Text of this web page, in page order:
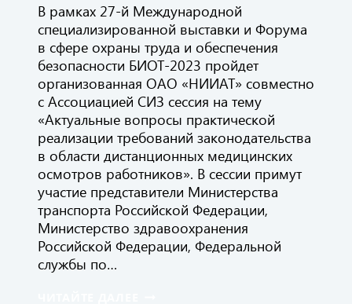
В рамках 27-й Международной
специализированной выставки и Форума
в сфере охраны труда и обеспечения
безопасности БИОТ-2023 пройдет
организованная ОАО «НИИАТ» совместно
с Ассоциацией СИЗ сессия на тему
«Актуальные вопросы практической
реализации требований законодательства
в области дистанционных медицинских
осмотров работников». В сессии примут
участие представители Министерства
транспорта Российской Федерации,
Министерство здравоохранения
Российской Федерации, Федеральной
службы по…